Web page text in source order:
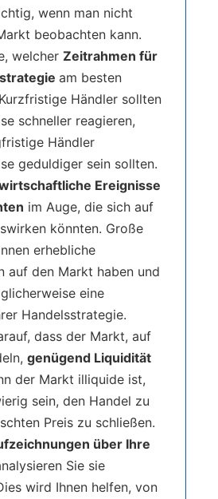
wenn man nicht
beobachten kann.
welcher Zeitrahmen für
am besten
Händler sollten
schneller reagieren,
Händler
geduldiger sein sollten.
Ereignisse
im Auge, die sich auf
könnten. Große
erhebliche
auf den Markt haben und
eine
Handelsstrategie.
dass der Markt, auf
genügend Liquidität
der Markt illiquide ist,
sein, den Handel zu
Preis zu schließen.
über Ihre
Sie sie
wird Ihnen helfen, von